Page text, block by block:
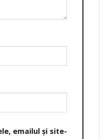
emailul și site-